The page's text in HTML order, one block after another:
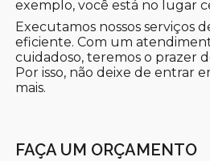
exemplo, você está no lugar
Executamos nossos serviços
eficiente. Com um
cuidadoso, teremos o prazer
Por isso, não deixe de entrar
mais.
FAÇA UM ORÇAMENTO